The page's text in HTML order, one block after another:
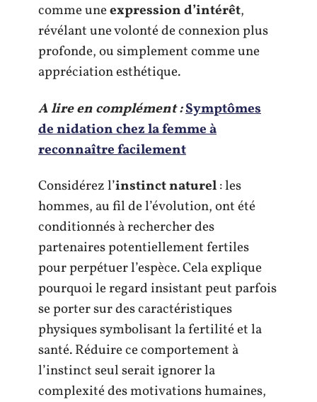
comme uneexpression d’intérêt,
révélant une volonté de connexion plus
profonde, ou simplement comme une
appréciation esthétique.
A lire en complément :Symptômes
de nidation chez la femme à
reconnaître facilement
Considérez l’instinct naturel: les
hommes, au fil de l’évolution, ont été
conditionnés à rechercher des
partenaires potentiellement fertiles
pour perpétuer l’espèce. Cela explique
pourquoi le regard insistant peut parfois
se porter sur des caractéristiques
physiques symbolisant la fertilité et la
santé. Réduire ce comportement à
l’instinct seul serait ignorer la
complexité des motivations humaines,